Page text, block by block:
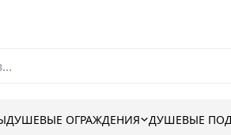
ДУШЕВЫЕ ОГРАЖДЕНИЯ ДУШЕВЫЕ